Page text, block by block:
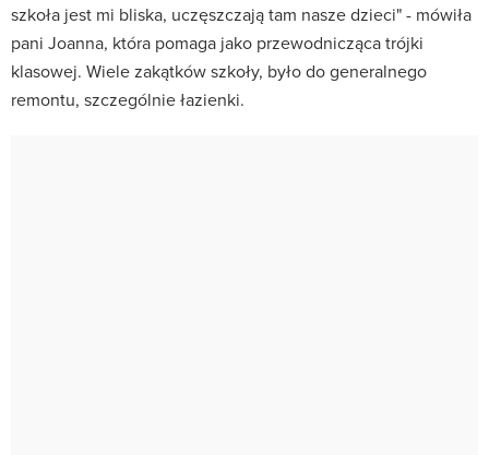
szkoła jest mi bliska, uczęszczają tam nasze dzieci" - mówiła
pani Joanna, która pomaga jako przewodnicząca trójki
klasowej. Wiele zakątków szkoły, było do generalnego
remontu, szczególnie łazienki.